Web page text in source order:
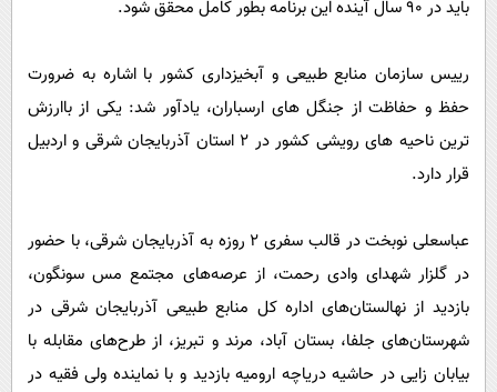
باید در ۹۰ سال آینده این برنامه بطور کامل محقق شود.
رییس سازمان منابع طبیعی و آبخیزداری کشور با اشاره به ضرورت
حفظ و حفاظت از جنگل های ارسباران، یادآور شد: یکی از باارزش
ترین ناحیه های رویشی کشور در ۲ استان آذربایجان شرقی و اردبیل
قرار دارد.
عباسعلی نوبخت در قالب سفری ۲ روزه به آذربایجان شرقی، با حضور
در گلزار شهدای وادی رحمت، از عرصه‌های مجتمع مس سونگون،
بازدید از نهالستان‌های اداره کل منابع طبیعی آذربایجان شرقی در
شهرستان‌های جلفا، بستان آباد، مرند و تبریز، از طرح‌های مقابله با
بیابان زایی در حاشیه دریاچه ارومیه بازدید و با نماینده ولی فقیه در